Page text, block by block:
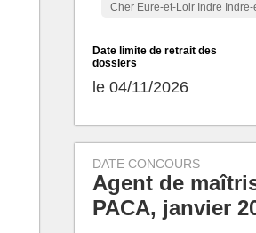
Cher Eure-et-Loir Indre
Date limite de retrait des
dossiers
le 04/11/2026
DATE CONCOURS
Agent de
PACA, janvier